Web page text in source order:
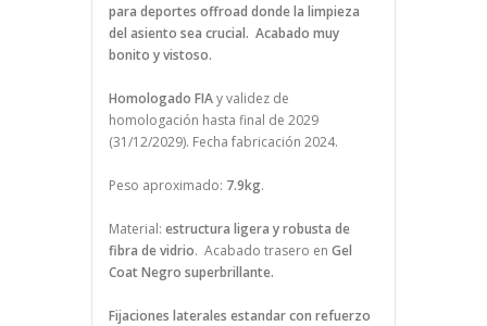
para deportes offroad donde la limpieza
del asiento sea crucial. Acabado muy
bonito y vistoso.
Homologado FIAy validez de
homologación hasta final de 2029
(31/12/2029). Fecha fabricación 2024.
Peso aproximado: 7.9kg.
Material: estructura ligera y robusta de
fibra de vidrio. Acabado trasero en Gel
Coat Negro superbrillante.
Fijaciones laterales estandar con refuerzo